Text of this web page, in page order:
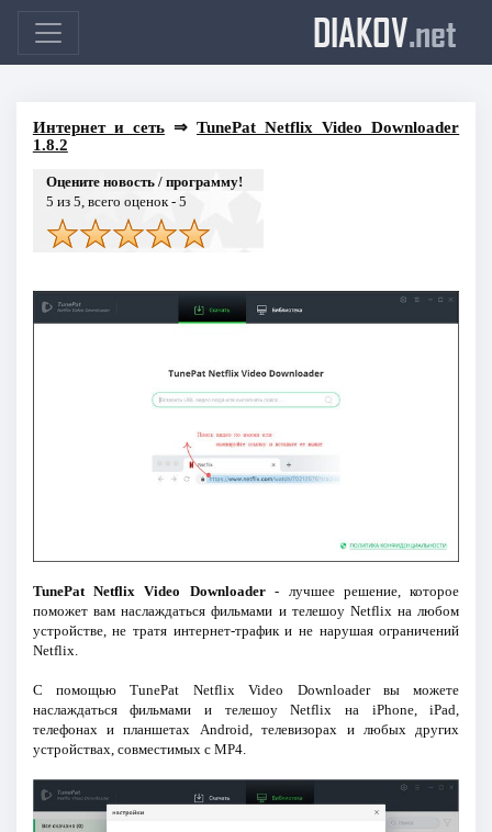
DIAKOV.net
Интернет и сеть⇒TunePat Netflix Video Downloader
1.8.2
Оцените новость / программу!
5 из 5, всего оценок - 5
TunePat Netflix Video Downloader- лучшее решение, которое
поможет вам наслаждаться фильмами и телешоу Netflix на любом
устройстве, не тратя интернет-трафик и не нарушая ограничений
Netflix.
С помощью TunePat Netflix Video Downloader вы можете
наслаждаться фильмами и телешоу Netflix на iPhone, iPad,
телефонах и планшетах Android, телевизорах и любых других
устройствах, совместимых с MP4.